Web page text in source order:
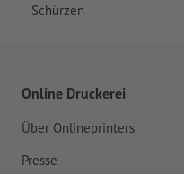
Schürzen
Online Druckerei
Über Onlineprinters
Presse